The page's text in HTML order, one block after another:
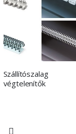
Szállítószalag
végtelenítők